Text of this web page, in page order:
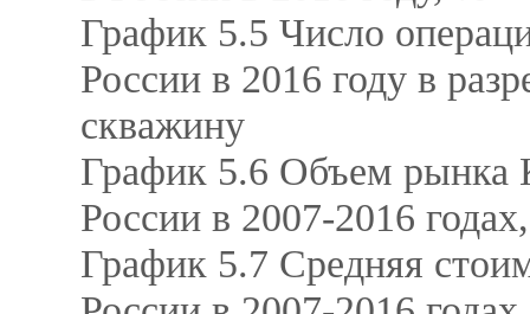
График 5.5 Число
России в 2016 году в
скважину
График 5.6 Объем рынка
России в 2007-2016
График 5.7 Средняя